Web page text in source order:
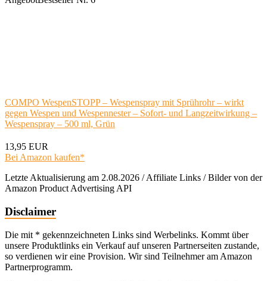
COMPO WespenSTOPP – Wespenspray mit Sprührohr – wirkt
gegen Wespen und Wespennester – Sofort- und Langzeitwirkung –
Wespenspray – 500 ml, Grün
13,95 EUR
Bei Amazon kaufen*
Letzte Aktualisierung am 2.08.2026 / Affiliate Links / Bilder von der
Amazon Product Advertising API
Disclaimer
Die mit * gekennzeichneten Links sind Werbelinks. Kommt über
unsere Produktlinks ein Verkauf auf unseren Partnerseiten zustande,
so verdienen wir eine Provision. Wir sind Teilnehmer am Amazon
Partnerprogramm.